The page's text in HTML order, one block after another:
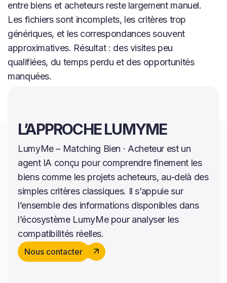
entre biens et acheteurs reste largement manuel.
Les fichiers sont incomplets, les critères trop
génériques, et les correspondances souvent
approximatives. Résultat : des visites peu
qualifiées, du temps perdu et des opportunités
manquées.
Approche centrée sur le client
L’APPROCHE LUMYME
LumyMe – Matching Bien · Acheteur est un
agent IA conçu pour comprendre finement les
biens comme les projets acheteurs, au-delà des
simples critères classiques. Il s’appuie sur
l’ensemble des informations disponibles dans
l’écosystème LumyMe pour analyser les
compatibilités réelles.
Nous contacter